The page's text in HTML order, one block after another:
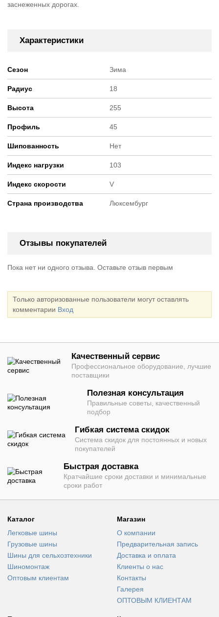
заснеженных дорогах.
Характеристики
Сезон Зима
Радиус 18
Высота 255
Профиль 45
Шипованность Нет
Индекс нагрузки 103
Индекс скорости V
Страна производства Люксембург
Отзывы покупателей
Пока нет ни одного отзыва. Оставьте отзыв первым
Только авторизованные пользователи могут оставлять
комментарии Вход
Качественный сервис
Профессиональное оборудование, лучшие
поставщики
Полезная консультация
Правильные советы, качественный
подбор
Гибкая система скидок
Система скидок для постоянных и новых
покупателей
Быстрая доставка
Кратчайшие сроки доставки и минимальные
сроки работ
Каталог
Легковые шины
Грузовые шины
Шины для сельхозтехники
Шиномонтаж
Оптовым клиентам
Магазин
О компании
Предварительная запись
Доставка и оплата
Клиенты о нас
Контакты
Галерея
ОПТОВЫМ КЛИЕНТАМ